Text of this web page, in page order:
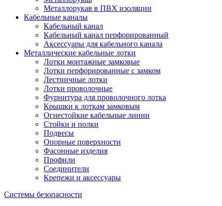
Металлорукав в ПВХ изоляции
Кабельные каналы
Кабельный канал
Кабельный канал перфорированный
Аксессуары для кабельного канала
Металлические кабельные лотки
Лотки монтажные замковые
Лотки перфорированные с замком
Лестничные лотки
Лотки проволочные
Фурнитура для проволочного лотка
Крышки к лоткам замковым
Огнестойкие кабельные линии
Стойки и полки
Подвесы
Опорные поверхности
Фасонные изделия
Профили
Соединители
Крепежи и аксессуары
Системы безопасности